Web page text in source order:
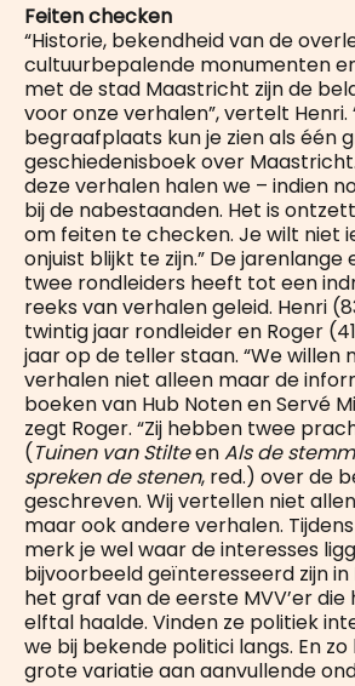
Feiten checken
“Historie, bekendheid van de
cultuurbepalende monumenten
met de stad Maastricht zijn de
voor onze verhalen”, vertelt Henri.
begraafplaats kun je zien als één
geschiedenisboek over
deze verhalen halen we – indien
bij de nabestaanden. Het is
om feiten te checken. Je wilt niet
onjuist blijkt te zijn.” De jarenlange
twee rondleiders heeft tot een
reeks van verhalen geleid. Henri
twintig jaar rondleider en Roger
jaar op de teller staan. “We willen
verhalen niet alleen maar de
boeken van Hub Noten en Servé
zegt Roger. “Zij hebben twee
(Tuinen van StilteenAls de
spreken de stenen, red.) over de
geschreven. Wij vertellen niet
maar ook andere verhalen.
merk je wel waar de interesses
bijvoorbeeld geïnteresseerd zijn in
het graf van de eerste MVV’er
elftal haalde. Vinden ze politiek
we bij bekende politici langs. En
grote variatie aan aanvullende